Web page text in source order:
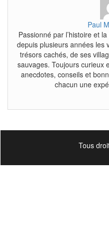
Paul
Passionné par l’histoire et
depuis plusieurs années les
trésors cachés, de ses
sauvages. Toujours curieux
anecdotes, conseils et
chacun une
Tous